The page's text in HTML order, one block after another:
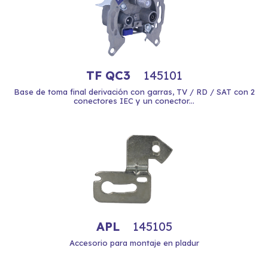
TF QC3 145101
Base de toma final derivación con garras, TV / RD / SAT con 2
conectores IEC y un conector...
APL 145105
Accesorio para montaje en pladur